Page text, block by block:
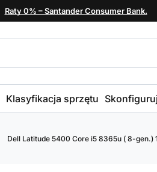
Raty 0% – Santander Consumer Bank.
Klasyfikacja sprzętu
Dell Latitude 5400 Core i5 8365u ( 8-gen.)